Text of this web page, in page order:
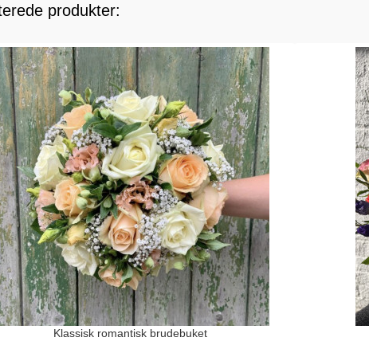
produkter:
Klassisk romantisk brudebuket